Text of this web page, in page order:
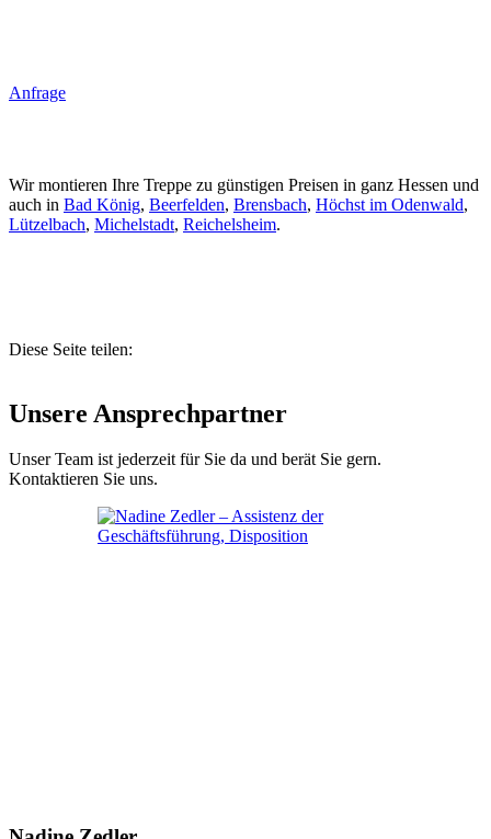
Anfrage
Wir montieren Ihre Treppe zu günstigen Preisen in ganz Hessen und
auch in Bad König, Beerfelden, Brensbach, Höchst im Odenwald,
Lützelbach, Michelstadt, Reichelsheim.
Diese Seite teilen:
Unsere Ansprechpartner
Unser Team ist jederzeit für Sie da und berät Sie gern.
Kontaktieren Sie uns.